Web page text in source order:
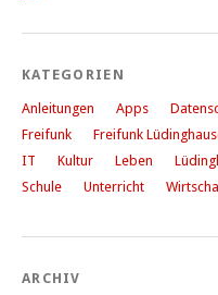
KATEGORIEN
Anleitungen Apps
Freifunk
Freifunk
IT
Kultur Leben
Schule
Unterricht
ARCHIV